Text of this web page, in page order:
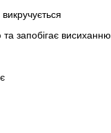
запобігає висиханню